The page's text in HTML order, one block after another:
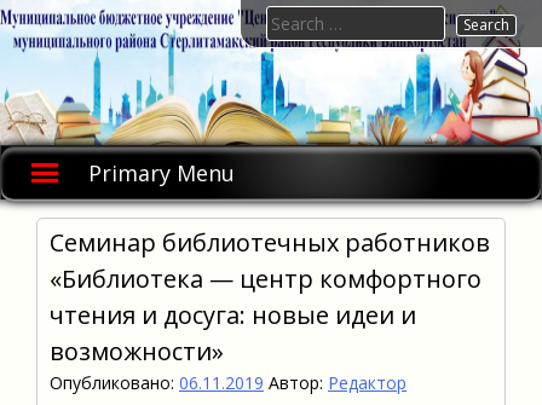
Skip
to
Primary Menu
Search
for:
Cеминар библиотечных работников
«Библиотека — центр комфортного
чтения и досуга: новые идеи и
возможности»
Опубликовано: 06.11.2019 Автор: Редактор